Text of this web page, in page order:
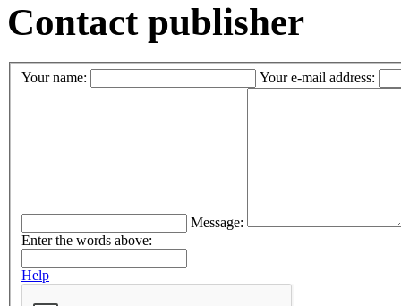
Contact publisher
Your name: Your e-mail address:
Message:
Enter the words above:
Help